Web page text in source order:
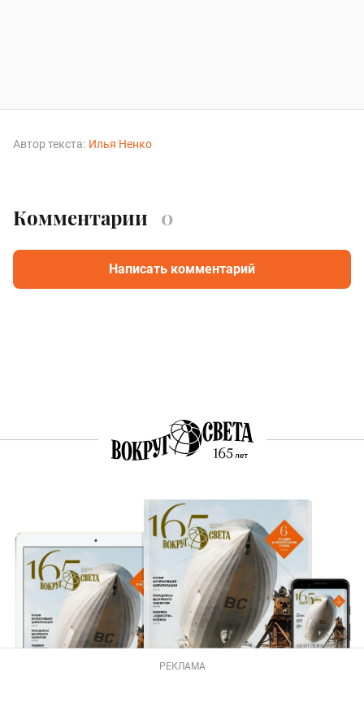
Автор текста: Илья Ненко
Комментарии 0
Написать комментарий
РЕКЛАМА